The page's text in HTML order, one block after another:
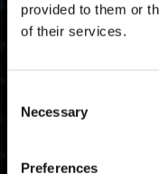
provided to them or
of their services.
Selection
Necessary
Preferences
Recompensa
Modificadores
las 10